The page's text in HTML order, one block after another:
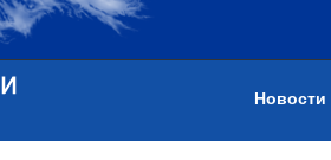
Новости